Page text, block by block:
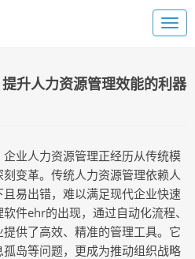
升人力资源管理效能的利器
业人力资源管理正经历从传统模
变革。传统人力资源管理依赖人
易出错，难以满足现代企业快速
件ehr的出现，通过自动化流程、
供了高效、精准的管理工具。它
岛等问题，更成为推动组织战略